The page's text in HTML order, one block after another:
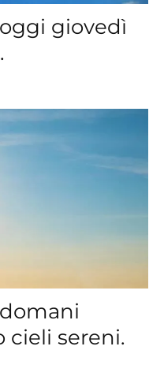
giovedì
cieli sereni.